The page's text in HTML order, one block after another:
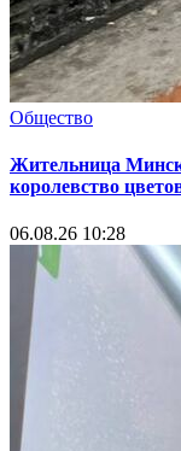
Общество
Жительница
королевство
06.08.26 10:28